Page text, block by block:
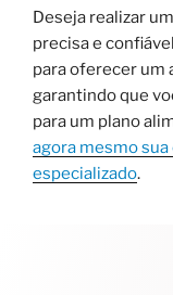
Deseja realizar
precisa e
para oferecer um
garantindo que
para um plano
agora mesmo
especializado.